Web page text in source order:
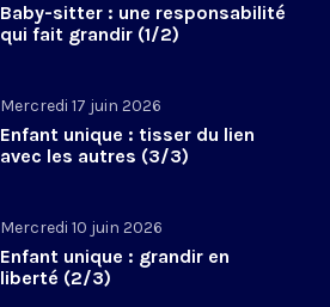
Baby-sitter : une responsabilité
qui fait grandir (1/2)
Mercredi 17 juin 2026
Enfant unique : tisser du lien
avec les autres (3/3)
Mercredi 10 juin 2026
Enfant unique : grandir en
liberté (2/3)